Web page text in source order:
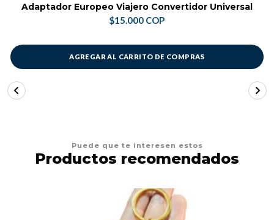
Adaptador Europeo Viajero Convertidor Universal
$15.000 COP
AGREGAR AL CARRITO DE COMPRAS
Puede que te interesen estos
Productos recomendados